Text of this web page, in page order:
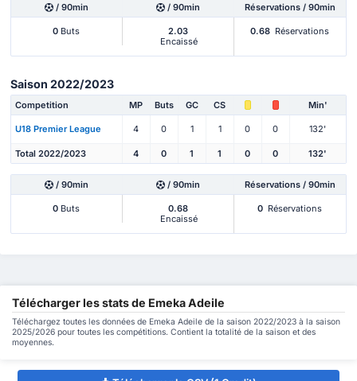
/ 90min / 90min Réservations / 90min
0 Buts
2.03
Encaissé
0.68 Réservations
Saison 2022/2023
Competition MP Buts GC CS Min'
U18 Premier League 4 0 1 1 0 0 132'
Total 2022/2023 4 0 1 1 0 0 132'
/ 90min / 90min Réservations / 90min
0 Buts
0.68
Encaissé
0 Réservations
Télécharger les stats de Emeka Adeile
Téléchargez toutes les données de Emeka Adeile de la saison 2022/2023 à la saison
2025/2026 pour toutes les compétitions. Contient la totalité de la saison et des
moyennes.